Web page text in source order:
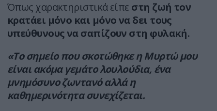
Όπως χαρακτηριστικά είπε στη ζωή τον
κρατάει μόνο και μόνο να δει τους
υπεύθυνους να σαπίζουν στη φυλακή.
«Το σημείο που σκοτώθηκε η Μυρτώ μου
είναι ακόμα γεμάτο λουλούδια, ένα
μνημόσυνο ζωντανό αλλά η
καθημερινότητα συνεχίζεται.